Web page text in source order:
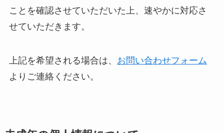
ことを確認させていただいた上、速やかに対応さ
せていただきます。
上記を希望される場合は、 お問い合わせフォーム
よりご連絡ください。